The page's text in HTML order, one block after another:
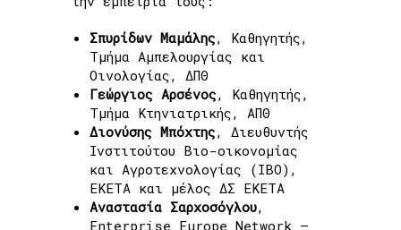
Σπυρίδων Μαμάλης, Καθηγητής,
Τμήμα Αμπελουργίας και
Οινολογίας, ΔΠΘ
Γεώργιος Αρσένος, Καθηγητής,
Τμήμα Κτηνιατρικής, ΑΠΘ
Διονύσης Μπόχτης, Διευθυντής
Ινστιτούτου Βιο-οικονομίας
και Αγροτεχνολογίας (IBO),
ΕΚΕΤΑ και μέλος ΔΣ ΕΚΕΤΑ
Αναστασία Σαρχοσόγλου,
Enterprise Europe Network –